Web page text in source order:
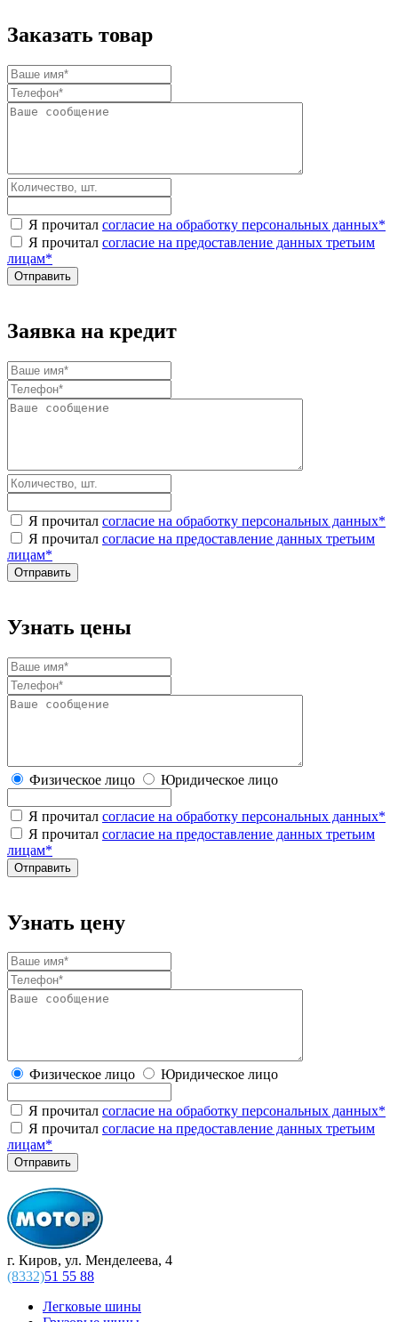
Заказать товар
Я прочитал согласие на обработку персональных данных*
Я прочитал согласие на предоставление данных третьим
лицам*
Заявка на кредит
Я прочитал согласие на обработку персональных данных*
Я прочитал согласие на предоставление данных третьим
лицам*
Узнать цены
Физическое лицо Юридическое лицо
Я прочитал согласие на обработку персональных данных*
Я прочитал согласие на предоставление данных третьим
лицам*
Узнать цену
Физическое лицо Юридическое лицо
Я прочитал согласие на обработку персональных данных*
Я прочитал согласие на предоставление данных третьим
лицам*
г. Киров, ул. Менделеева, 4
(8332)51 55 88
Легковые шины